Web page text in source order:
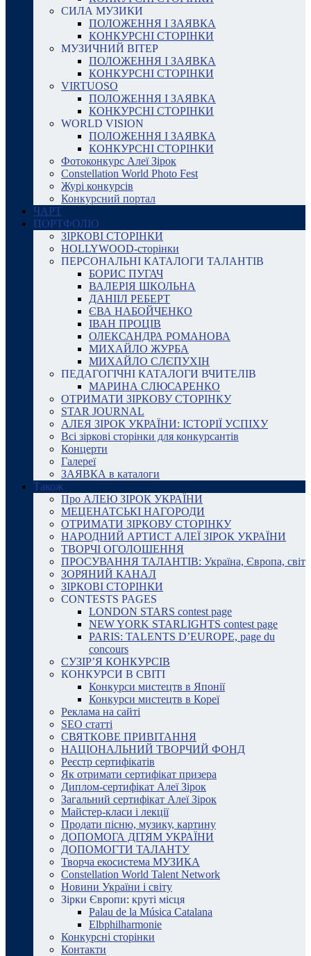
СИЛА МУЗИКИ
ПОЛОЖЕННЯ І ЗАЯВКА
КОНКУРСНІ СТОРІНКИ
МУЗИЧНИЙ ВІТЕР
ПОЛОЖЕННЯ І ЗАЯВКА
КОНКУРСНІ СТОРІНКИ
VIRTUOSO
ПОЛОЖЕННЯ І ЗАЯВКА
КОНКУРСНІ СТОРІНКИ
WORLD VISION
ПОЛОЖЕННЯ І ЗАЯВКА
КОНКУРСНІ СТОРІНКИ
Фотоконкурс Алеї Зірок
Constellation World Photo Fest
Журі конкурсів
Конкурсний портал
ЧАРТ
ПОРТФОЛІО
ЗІРКОВІ СТОРІНКИ
HOLLYWOOD-сторінки
ПЕРСОНАЛЬНІ КАТАЛОГИ ТАЛАНТІВ
БОРИС ПУГАЧ
ВАЛЕРІЯ ШКОЛЬНА
ДАНІІЛ РЕБЕРТ
ЄВА НАБОЙЧЕНКО
ІВАН ПРОЦІВ
ОЛЕКСАНДРА РОМАНОВА
МИХАЙЛО ЖУРБА
МИХАЙЛО СЛЄПУХІН
ПЕДАГОГІЧНІ КАТАЛОГИ ВЧИТЕЛІВ
МАРИНА СЛЮСАРЕНКО
ОТРИМАТИ ЗІРКОВУ СТОРІНКУ
STAR JOURNAL
АЛЕЯ ЗІРОК УКРАЇНИ: ІСТОРІЇ УСПІХУ
Всі зіркові сторінки для конкурсантів
Концерти
Галереї
ЗАЯВКА в каталоги
Також
Про АЛЕЮ ЗІРОК УКРАЇНИ
МЕЦЕНАТСЬКІ НАГОРОДИ
ОТРИМАТИ ЗІРКОВУ СТОРІНКУ
НАРОДНИЙ АРТИСТ АЛЕЇ ЗІРОК УКРАЇНИ
ТВОРЧІ ОГОЛОШЕННЯ
ПРОСУВАННЯ ТАЛАНТІВ: Україна, Європа, світ
ЗОРЯНИЙ КАНАЛ
ЗІРКОВІ СТОРІНКИ
CONTESTS PAGES
LONDON STARS contest page
NEW YORK STARLIGHTS contest page
PARIS: TALENTS D’EUROPE, page du
concours
СУЗІР’Я КОНКУРСІВ
КОНКУРСИ В СВІТІ
Конкурси мистецтв в Японії
Конкурси мистецтв в Кореї
Реклама на сайті
SEO статті
СВЯТКОВЕ ПРИВІТАННЯ
НАЦІОНАЛЬНИЙ ТВОРЧИЙ ФОНД
Реєстр сертифікатів
Як отримати сертифікат призера
Диплом-сертифікат Алеї Зірок
Загальний сертифікат Алеї Зірок
Майстер-класи і лекції
Продати пісню, музику, картину
ДОПОМОГА ДІТЯМ УКРАЇНИ
ДОПОМОГТИ ТАЛАНТУ
Творча екосистема МУЗИКА
Constellation World Talent Network
Новини України і світу
Зірки Європи: круті місця
Palau de la Música Catalana
Elbphilharmonie
Конкурсні сторінки
Контакти